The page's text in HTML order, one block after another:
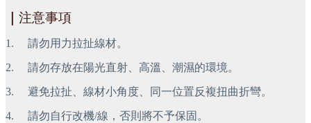
注意事項
1. 請勿用力拉扯線材。
2. 請勿存放在陽光直射、高溫、潮濕的環境。
3. 避免拉扯、線材小角度、同一位置反複扭曲折彎。
4. 請勿自行改機/線，否則將不予保固。